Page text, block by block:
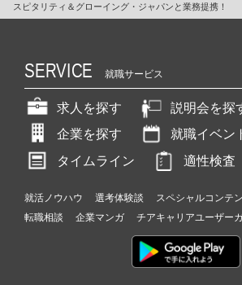
スピタリティ＆グローイング・ジャパンと業務提携！
SERVICE 就職サービス
求人を探す
説明会を探
企業を探す
就職イベン
タイムライン
適性検査
就活ノウハウ 選考体験談 スペシャルコンテ
転職相談
企業マンガ チアキャリアユーザー